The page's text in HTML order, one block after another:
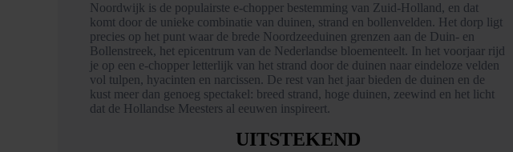
Noordwijk is de populairste e-chopper bestemming van Zuid-Holland, en dat
komt door de unieke combinatie van duinen, strand en bollenvelden. Het dorp ligt
precies op het punt waar de brede Noordzeeduinen grenzen aan de Duin- en
Bollenstreek, het epicentrum van de Nederlandse bloementeelt. In het voorjaar rijd
je op een e-chopper letterlijk van het strand door de duinen naar eindeloze velden
vol tulpen, hyacinten en narcissen. De rest van het jaar bieden de duinen en de
kust meer dan genoeg spectakel: breed strand, hoge duinen, zeewind en het licht
dat de Hollandse Meesters al eeuwen inspireert.
UITSTEKEND